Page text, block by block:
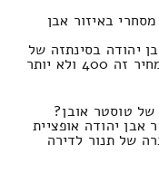
באיזור אבן
יהודה בסינתזה של
להתקין שינוע של מכונת ייבוש כביסה המחיר זה 400 ולא יותר
טוסטר אובן?
אבן יהודה אופציית
של תנור לדירה